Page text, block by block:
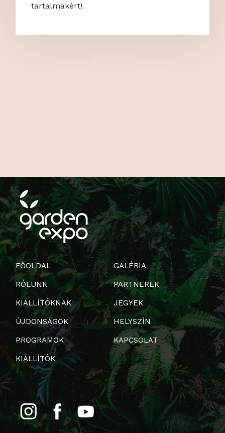
tartalmakért!
FŐOLDAL
RÓLUNK
KIÁLLÍTÓKNAK
ÚJDONSÁGOK
PROGRAMOK
KIÁLLÍTÓK
GALÉRIA
PARTNEREK
JEGYEK
HELYSZÍN
KAPCSOLAT